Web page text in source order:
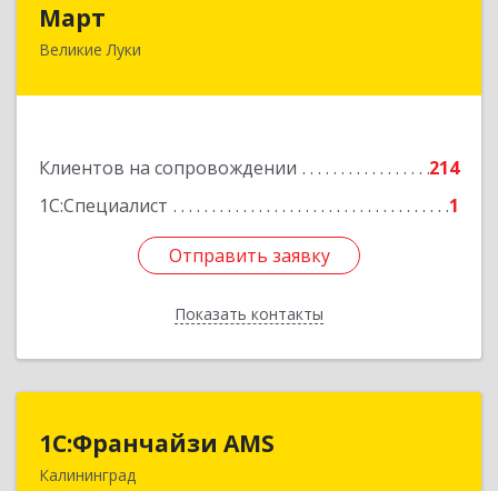
Март
Великие Луки
Клиентов на сопровождении
214
1С:Специалист
1
Отправить заявку
Показать контакты
182113, Псковская обл, Великие Луки г,
Отправить заявку
Назад
1С:Франчайзи AMS
Калининград
238325, Калининградская обл, Гурьевский р-н,